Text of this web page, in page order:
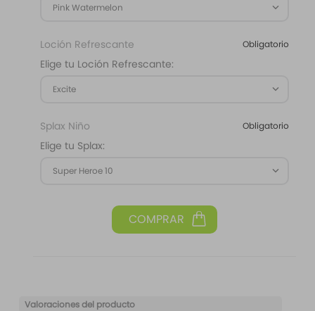
Pink Watermelon
Loción Refrescante Obligatorio
Elige tu Loción Refrescante:
Excite
Splax Niño Obligatorio
Elige tu Splax:
Super Heroe 10
Valoraciones del producto